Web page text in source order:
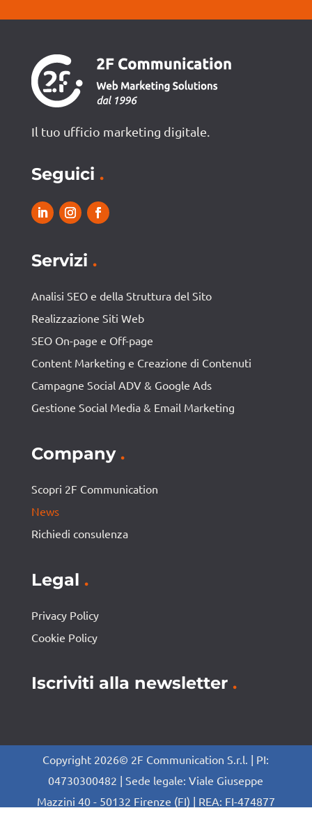
Il tuo ufficio marketing digitale.
Seguici .
Servizi .
Analisi SEO e della Struttura del Sito
Realizzazione Siti Web
SEO On-page e Off-page
Content Marketing e Creazione di Contenuti
Campagne Social ADV & Google Ads
Gestione Social Media & Email Marketing
Company .
Scopri 2F Communication
News
Richiedi consulenza
Legal .
Privacy Policy
Cookie Policy
Iscriviti alla newsletter .
Copyright 2026© 2F Communication S.r.l. | PI:
04730300482 | Sede legale: Viale Giuseppe
Mazzini 40 - 50132 Firenze (FI) | REA: FI-474877